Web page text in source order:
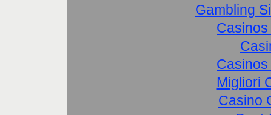
Gambling
Migliori
Casino